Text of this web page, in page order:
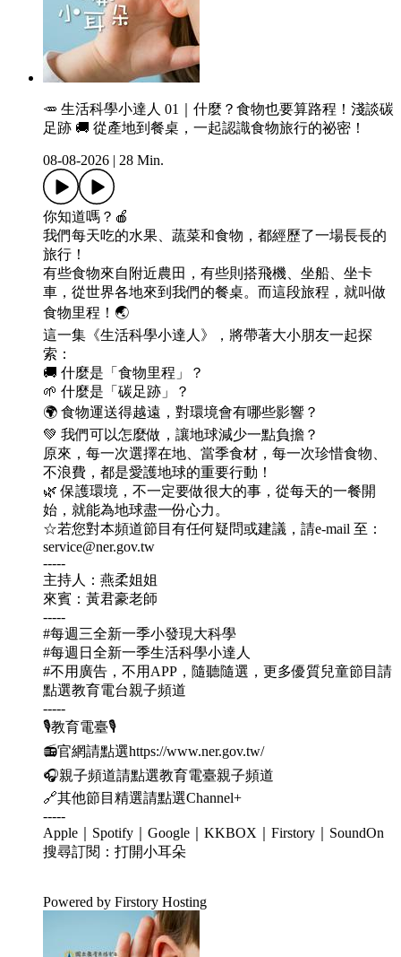
🥕 生活科學小達人 01｜什麼？食物也要算路程！淺談碳
足跡 🚚 從產地到餐桌，一起認識食物旅行的祕密！
08-08-2026 28 Min.
你知道嗎？🍎
我們每天吃的水果、蔬菜和食物，都經歷了一場長長的
旅行！
有些食物來自附近農田，有些則搭飛機、坐船、坐卡
車，從世界各地來到我們的餐桌。而這段旅程，就叫做
食物里程！🌏
這一集《生活科學小達人》，將帶著大小朋友一起探
索：
🚚 什麼是「食物里程」？
🌱 什麼是「碳足跡」？
🌍 食物運送得越遠，對環境會有哪些影響？
💚 我們可以怎麼做，讓地球減少一點負擔？
原來，每一次選擇在地、當季食材，每一次珍惜食物、
不浪費，都是愛護地球的重要行動！
🌿 保護環境，不一定要做很大的事，從每天的一餐開
始，就能為地球盡一份心力。
☆若您對本頻道節目有任何疑問或建議，請e-mail 至：
service@ner.gov.tw
-----
主持人：燕柔姐姐
來賓：黃君豪老師
-----
#每週三全新一季小發現大科學
#每週日全新一季生活科學小達人
#不用廣告，不用APP，隨聽隨選，更多優質兒童節目請
點選教育電台親子頻道
-----
🎙教育電臺🎙
📻官網請點選https://www.ner.gov.tw/
🎧親子頻道請點選教育電臺親子頻道
🔗其他節目精選請點選Channel+
-----
Apple｜Spotify｜Google｜KKBOX｜Firstory｜SoundOn
搜尋訂閱：打開小耳朵
Powered by Firstory Hosting